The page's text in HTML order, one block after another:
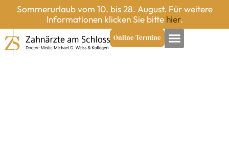
Sommerurlaub vom 10. bis 28. August. Für weitere
Informationen klicken Sie bitte hier.
Online-Termine